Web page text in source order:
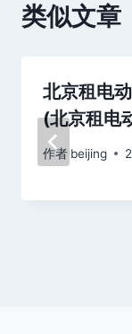
类似文章
北京租电
(北京租电
作者 beijing